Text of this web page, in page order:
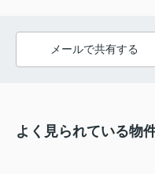
メールで共有する
よく見られている物